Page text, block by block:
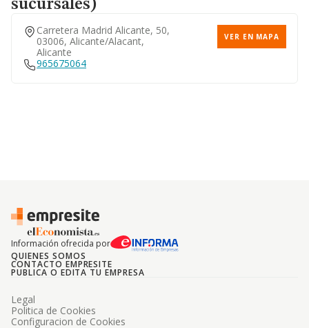
sucursales)
Carretera Madrid Alicante, 50,
03006, Alicante/alacant,
Alicante
VER EN MAPA
965675064
Información ofrecida por
QUIENES SOMOS
CONTACTO EMPRESITE
PUBLICA O EDITA TU EMPRESA
Legal
Politica de Cookies
Configuracion de Cookies